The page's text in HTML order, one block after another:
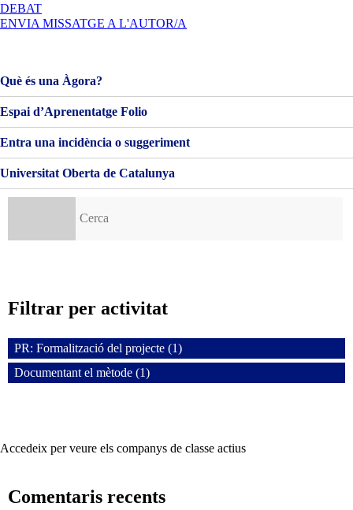
DEBATA
BENVINGUTS
ENVIA MISSATGE A L'AUTOR/A
Què és una Àgora?
Espai d’Aprenentatge Folio
Entra una incidència o suggeriment
Universitat Oberta de Catalunya
Filtrar per activitat
PR: Formalització del projecte (1)
Documentant el mètode (1)
Accedeix per veure els companys de classe actius
Comentaris recents